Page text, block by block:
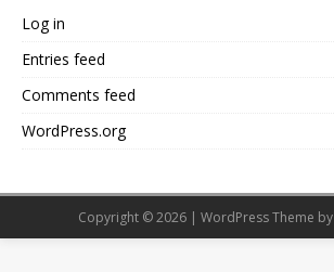
Log in
Entries feed
Comments feed
WordPress.org
Copyright © 2026 | WordPress Theme by